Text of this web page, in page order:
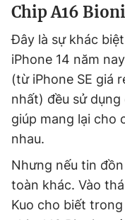
Đặt báo Quảng cáo
Tổng biên tập: Nguyễn
Phó tổng biên tập
Phó tổng biên tập: Lâm
Phó tổng biên tập:
Tổng thư ký tòa soạn:
Giấy phép xuất bản số
© 2003-2026 Bản
chép dưới mọi hình
Chip A16
Đây là sự khác
iPhone 14 năm
(từ iPhone SE giá
nhất) đều sử
giúp mang lại cho
nhau.
Nhưng nếu tin
toàn khác. Vào
Kuo cho biết